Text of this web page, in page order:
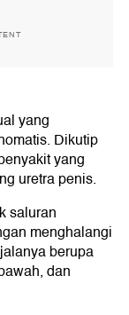
yang
Dikutip
yang
uretra penis.
saluran
menghalangi
berupa
dan